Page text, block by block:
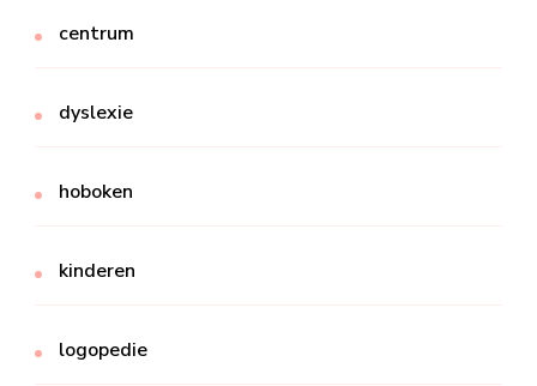
centrum
dyslexie
hoboken
kinderen
logopedie